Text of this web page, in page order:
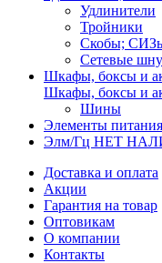
Удлинители
Тройники
Скобы;
Сетевые
Шкафы, боксы и
Шкафы, боксы и
Шины
Элементы
Элм/Гц НЕТ
Доставка и оплата
Акции
Гарантия на товар
Оптовикам
О компании
Контакты